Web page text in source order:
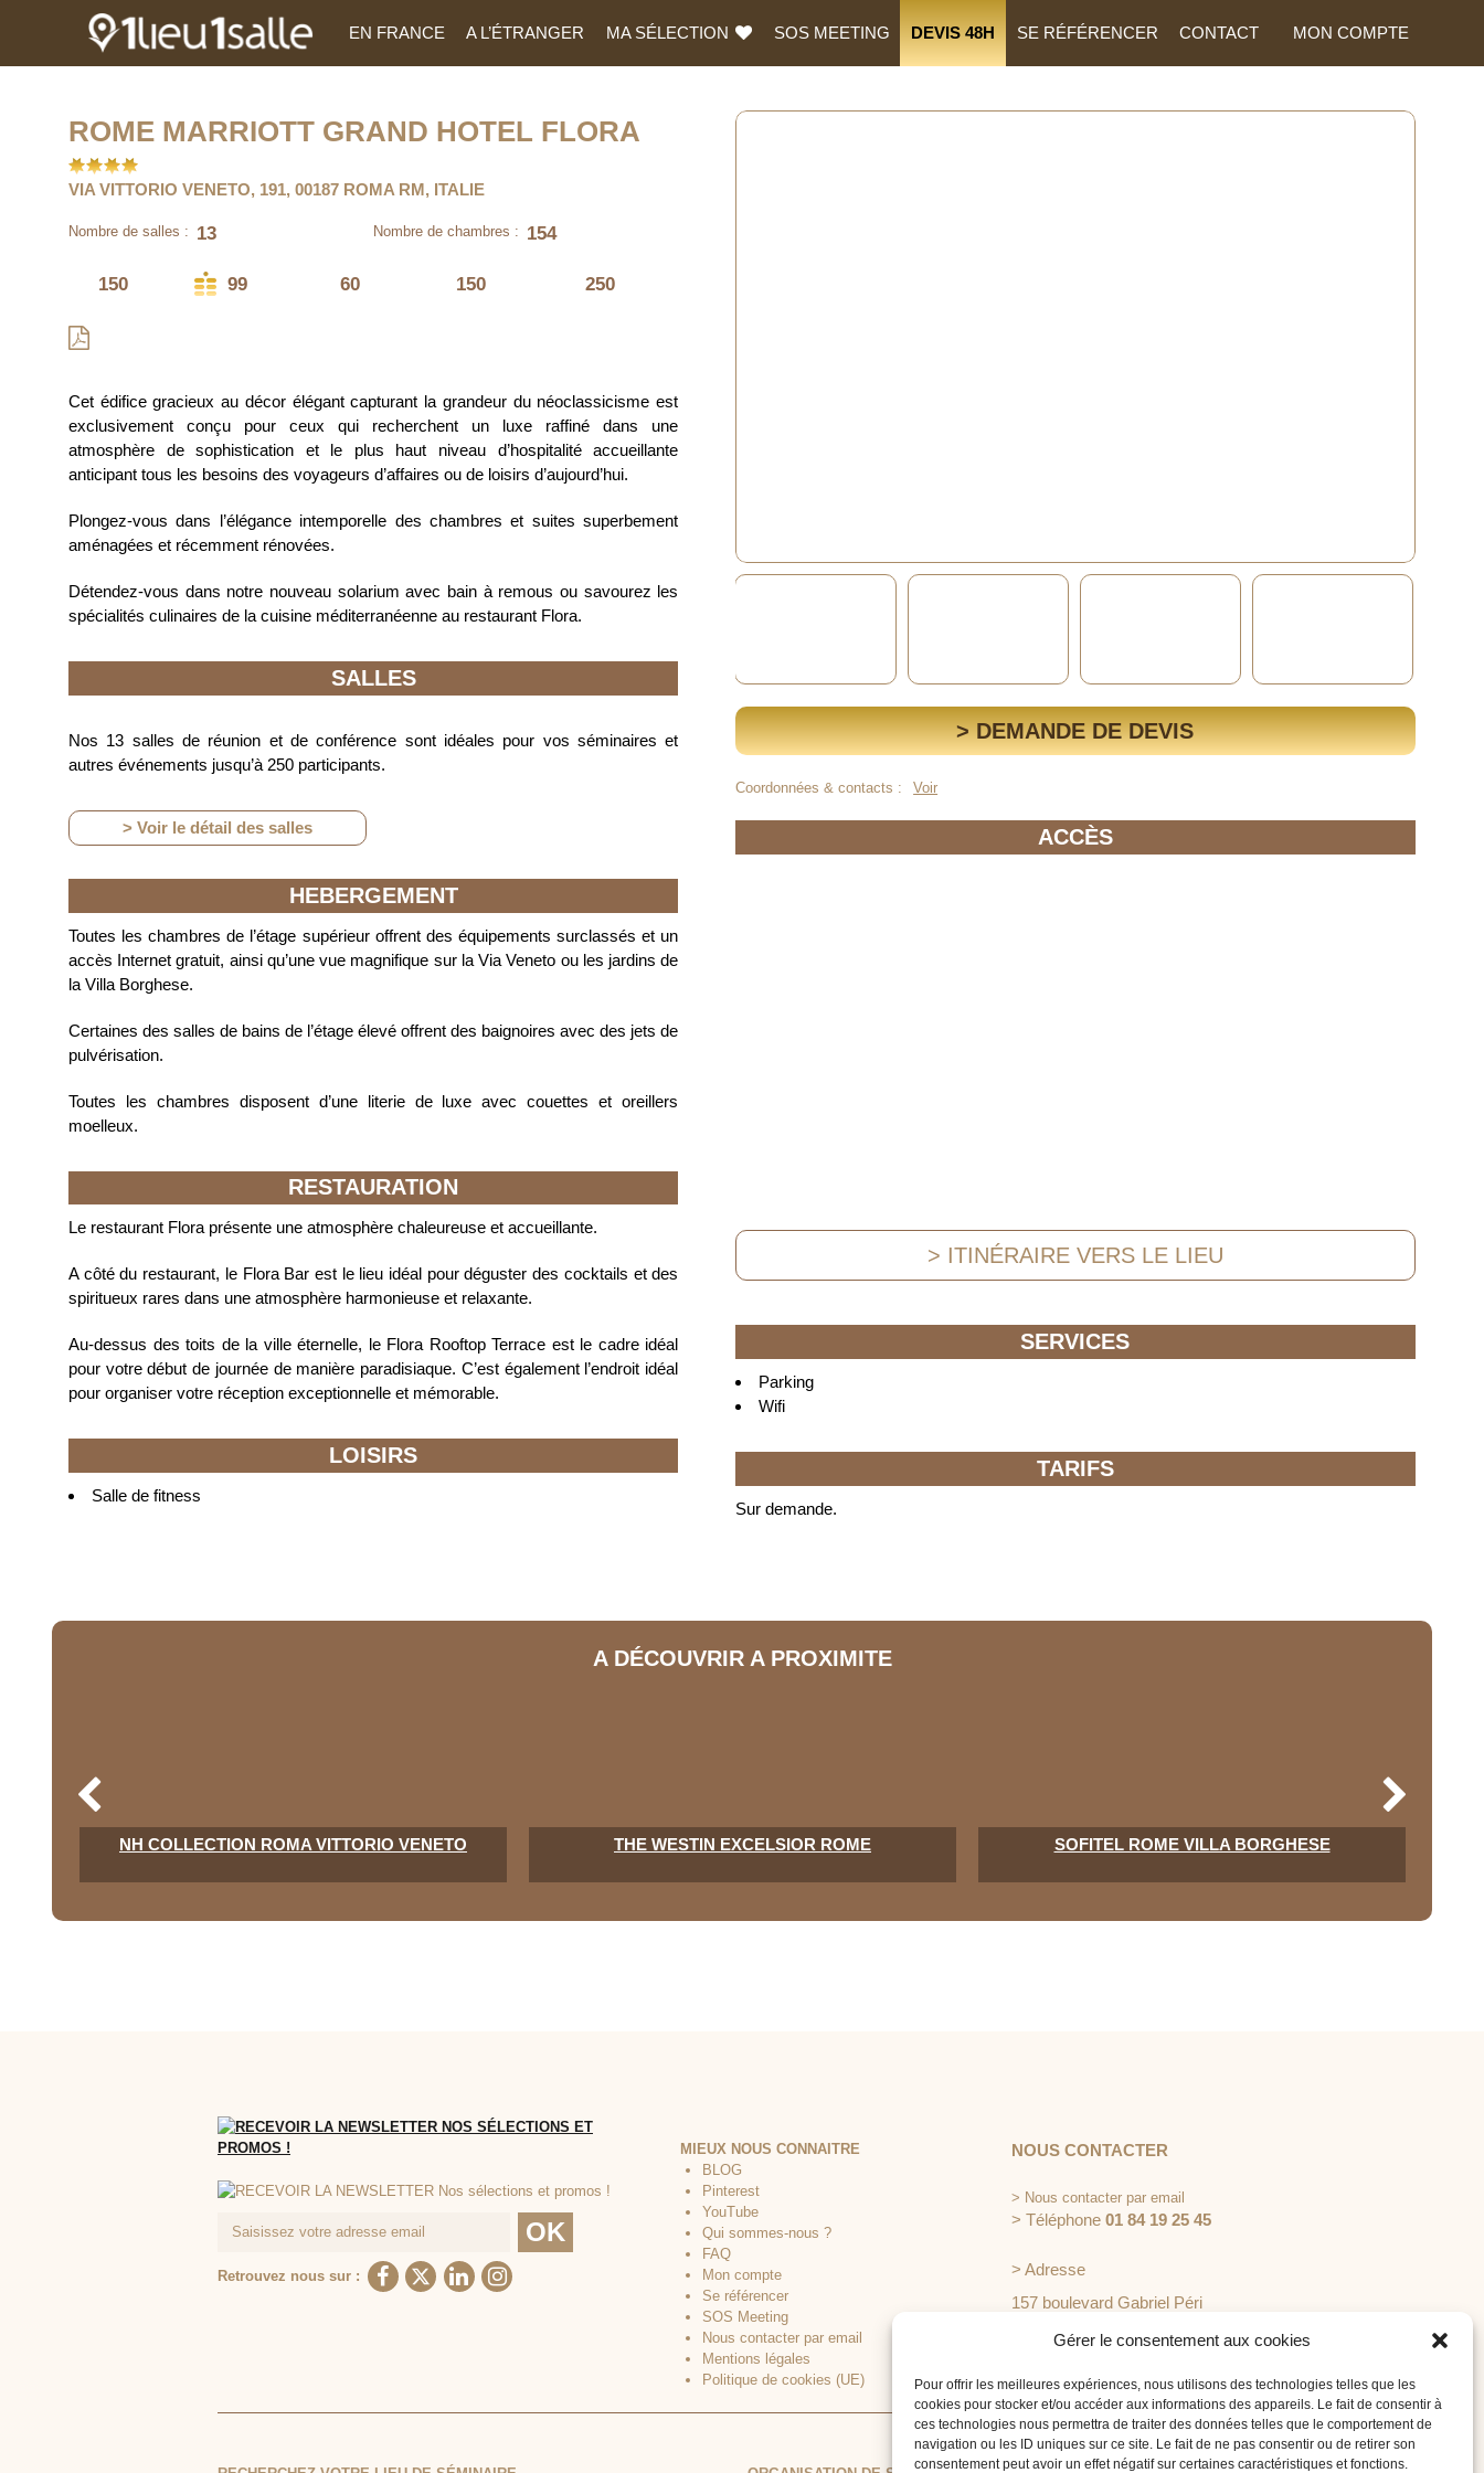
Gérer le consentement aux cookies
Pour offrir les meilleures expériences, nous utilisons des technologies telles que les
cookies pour stocker et/ou accéder aux informations des appareils. Le fait de consentir à
ces technologies nous permettra de traiter des données telles que le comportement de
navigation ou les ID uniques sur ce site. Le fait de ne pas consentir ou de retirer son
consentement peut avoir un effet négatif sur certaines caractéristiques et fonctions.
EN FRANCE A L’ÉTRANGER MA SÉLECTION SOS MEETING DEVIS 48H SE RÉFÉRENCER CONTACT MON COMPTE
ROME MARRIOTT GRAND HOTEL FLORA
VIA VITTORIO VENETO, 191, 00187 ROMA RM, ITALIE
Nombre de salles : 13 Nombre de chambres : 154
150 99 60 150 250
Cet édifice gracieux au décor élégant capturant la grandeur du néoclassicisme est
exclusivement conçu pour ceux qui recherchent un luxe raffiné dans une
atmosphère de sophistication et le plus haut niveau d’hospitalité accueillante
anticipant tous les besoins des voyageurs d’affaires ou de loisirs d’aujourd’hui.
Plongez-vous dans l’élégance intemporelle des chambres et suites superbement
aménagées et récemment rénovées.
Détendez-vous dans notre nouveau solarium avec bain à remous ou savourez les
spécialités culinaires de la cuisine méditerranéenne au restaurant Flora.
SALLES
Nos 13 salles de réunion et de conférence sont idéales pour vos séminaires et
autres événements jusqu’à 250 participants.
> Voir le détail des salles
HEBERGEMENT
Toutes les chambres de l’étage supérieur offrent des équipements surclassés et un
accès Internet gratuit, ainsi qu’une vue magnifique sur la Via Veneto ou les jardins de
la Villa Borghese.
Certaines des salles de bains de l’étage élevé offrent des baignoires avec des jets de
pulvérisation.
Toutes les chambres disposent d’une literie de luxe avec couettes et oreillers
moelleux.
RESTAURATION
Le restaurant Flora présente une atmosphère chaleureuse et accueillante.
A côté du restaurant, le Flora Bar est le lieu idéal pour déguster des cocktails et des
spiritueux rares dans une atmosphère harmonieuse et relaxante.
Au-dessus des toits de la ville éternelle, le Flora Rooftop Terrace est le cadre idéal
pour votre début de journée de manière paradisiaque. C’est également l’endroit idéal
pour organiser votre réception exceptionnelle et mémorable.
LOISIRS
Salle de fitness
> DEMANDE DE DEVIS
Coordonnées & contacts : Voir
ACCÈS
> ITINÉRAIRE VERS LE LIEU
SERVICES
Parking
Wifi
TARIFS
Sur demande.
A DÉCOUVRIR A PROXIMITE
NH COLLECTION ROMA VITTORIO VENETO THE WESTIN EXCELSIOR ROME SOFITEL ROME VILLA BORGHESE
Retrouvez nous sur :
MIEUX NOUS CONNAITRE
BLOG
Pinterest
YouTube
Qui sommes-nous ?
FAQ
Mon compte
Se référencer
SOS Meeting
Nous contacter par email
Mentions légales
Politique de cookies (UE)
NOUS CONTACTER
> Nous contacter par email
> Téléphone 01 84 19 25 45
> Adresse
157 boulevard Gabriel Péri
92240 Malakoff